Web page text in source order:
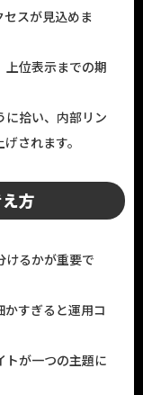
スが見込めま
上位表示までの期
に拾い、内部リン
されます。
方
けるかが重要で
すぎると運用コ
トが一つの主題に